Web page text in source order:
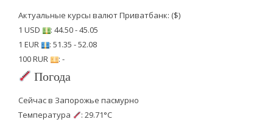
Актуальные курсы валют Приватбанк: ($)
1 USD
: 44.50 - 45.05
1 EUR
: 51.35 - 52.08
100 RUR
: -
Погода
Сейчас в Запорожье пасмурно
Температура
: 29.71°C